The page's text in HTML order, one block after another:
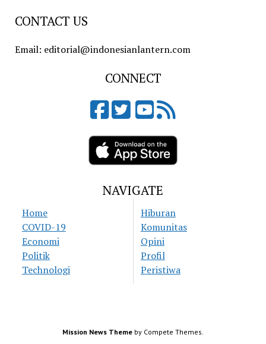
CONTACT US
Email: editorial@indonesianlantern.com
CONNECT
NAVIGATE
Home
COVID-19
Economi
Politik
Technologi
Hiburan
Komunitas
Opini
Profil
Peristiwa
Mission News Theme by Compete Themes.